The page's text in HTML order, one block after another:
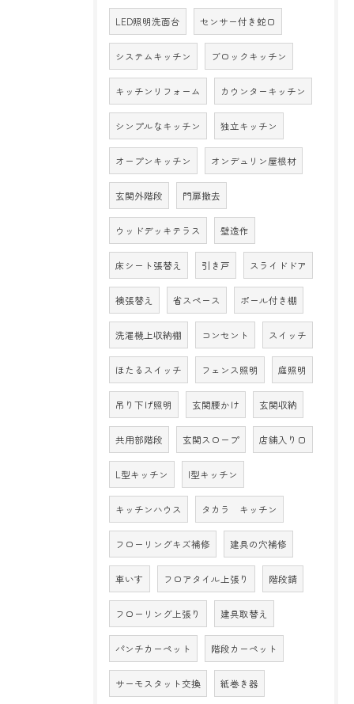
LED照明洗面台 センサー付き蛇口
システムキッチン ブロックキッチン
キッチンリフォーム カウンターキッチン
シンプルなキッチン 独立キッチン
オープンキッチン オンデュリン屋根材
玄関外階段 門扉撤去
ウッドデッキテラス 壁造作
床シート張替え 引き戸 スライドドア
襖張替え 省スペース ポール付き棚
洗濯機上収納棚 コンセント スイッチ
ほたるスイッチ フェンス照明 庭照明
吊り下げ照明 玄関腰かけ 玄関収納
共用部階段 玄関スロープ 店舗入り口
L型キッチン I型キッチン
キッチンハウス タカラ キッチン
フローリングキズ補修 建具の穴補修
車いす フロアタイル上張り 階段錆
フローリング上張り 建具取替え
パンチカーペット 階段カーペット
サーモスタット交換 紙巻き器